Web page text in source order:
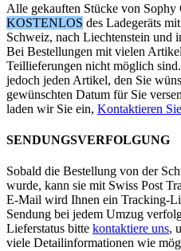
Alle gekauften Stücke von Sophy
KOSTENLOS des Ladegeräts
Schweiz, nach Liechtenstein und
Bei Bestellungen mit vielen
Teillieferungen nicht möglich
jedoch jeden Artikel, den Sie
gewünschten Datum für Sie
laden wir Sie ein, Kontaktieren
SENDUNGSVERFOLGUNG
Sobald die Bestellung von der
wurde, kann sie mit Swiss Post
E-Mail wird Ihnen ein Tracking-
Sendung bei jedem Umzug
Lieferstatus bitte kontaktiere uns,
viele Detailinformationen wie